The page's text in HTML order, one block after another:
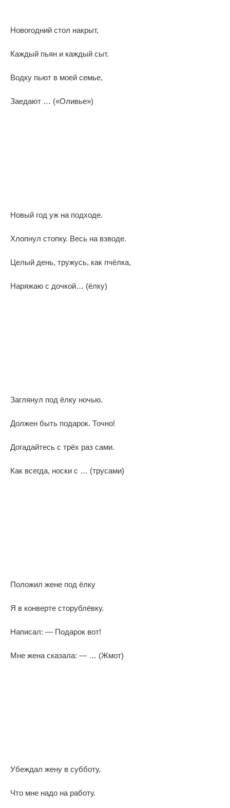
Новогодний стол накрыт,
Каждый пьян и каждый сыт.
Водку пьют в моей семье,
Заедают … («Оливье»)
Новый год уж на подходе.
Хлопнул стопку. Весь на взводе.
Целый день, тружусь, как пчёлка,
Наряжаю с дочкой… (ёлку)
Заглянул под ёлку ночью.
Должен быть подарок. Точно!
Догадайтесь с трёх раз сами.
Как всегда, носки с … (трусами)
Положил жене под ёлку
Я в конверте сторублёвку.
Написал: — Подарок вот!
Мне жена сказала: — … (Жмот)
Убеждал жену в субботу,
Что мне надо на работу.